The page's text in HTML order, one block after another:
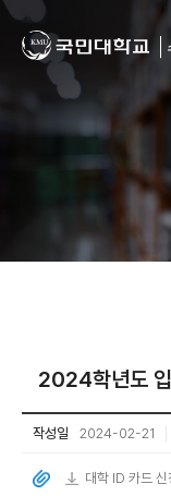
2024학년도 입
작성일 2024-02-21
대학 ID 카드